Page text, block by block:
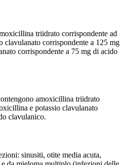
triidrato corrispondente ad
clavulanato corrispondente a 125 mg
corrispondente a 75 mg di acido
amoxicillina triidrato
e potassio clavulanato
clavulanico.
sinusiti, otite media acuta,